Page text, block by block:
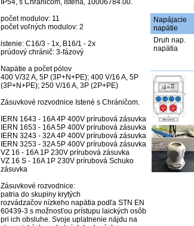
IP54, s Chráničom, Istená, 10006784.00.
počet modulov: 11
počet voľných modulov: 2
istenie: C16/3 - 1x, B16/1 - 2x
prúdový chránič: 3-fázový
Napätie a počet pólov
400 V/32 A, 5P (3P+N+PE); 400 V/16 A, 5P
(3P+N+PE); 250 V/16 A, 3P (2P+PE)
Zásuvkové rozvodnice Istené s Chráničom.
IERN 1643 - 16A 4P 400V prírubová zásuvka
IERN 1653 - 16A 5P 400V prírubová zásuvka
IERN 3243 - 32A 4P 400V prírubová zásuvka
IERN 3253 - 32A 5P 400V prírubová zásuvka
VZ 16 - 16A 1P 230V prírubová zásuvka
VZ 16 S - 16A 1P 230V prírubová Schuko
zásuvka
Zásuvkové rozvodnice:
patria do skupiny krytých
rozvádzačov nízkeho napätia podľa STN EN
60439-3 s možnosťou prístupu laických osôb
pri ich obsluhe. Svoje uplatnenie nájdu na
Napájacie
napätie
Druh nap.
napätia